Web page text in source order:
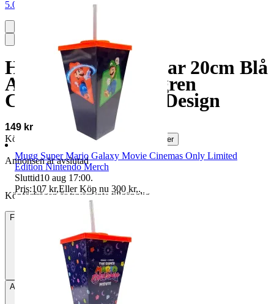
5.0
Höganäs 2st Tallrikar 20cm Blå
Assietter M-L Hellgren
Collection Sweden Design
149 kr
Köparskydd är valfritt hos företag.
Läs mer
Annonsen är avslutad
Köpförfrågan är tyvärr inte tillgänglig.
Frakt
Avhämtning Taberg, Sverige
Mugg Super Mario Galaxy Movie Cinemas Only Limited
Edition Nintendo Merch
Sluttid10 aug 17:00.
Pris:107 kr,Eller Köp nu 300 kr,.